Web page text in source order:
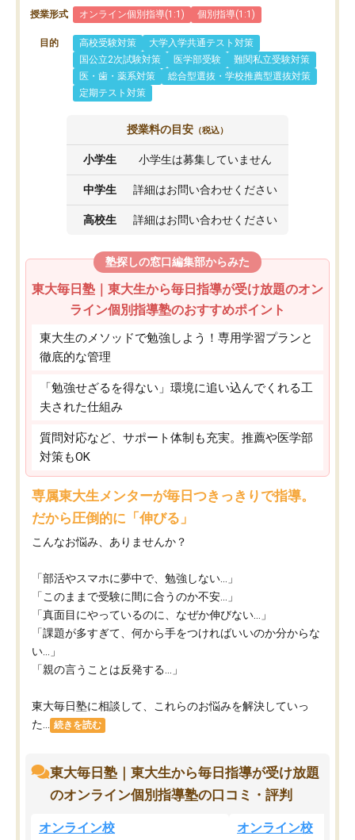
授業形式 オンライン個別指導(1:1) 個別指導(1:1)
目的 高校受験対策
大学入学共通テスト対策
国公立2次試験対策
医学部受験
難関私立受験対策
医・歯・薬系対策
総合型選抜・学校推薦型選抜対策
定期テスト対策
授業料の目安 （税込）
小学生 小学生は募集していません
中学生 詳細はお問い合わせください
高校生 詳細はお問い合わせください
塾探しの窓口編集部からみた
東大毎日塾｜東大生から毎日指導が受け放題のオン
ライン個別指導塾のおすすめポイント
東大生のメソッドで勉強しよう！専用学習プランと
徹底的な管理
「勉強せざるを得ない」環境に追い込んでくれる工
夫された仕組み
質問対応など、サポート体制も充実。推薦や医学部
対策もOK
専属東大生メンターが毎日つきっきりで指導。
だから圧倒的に「伸びる」
こんなお悩み、ありませんか？
「部活やスマホに夢中で、勉強しない…」
「このままで受験に間に合うのか不安…」
「真面目にやっているのに、なぜか伸びない…」
「課題が多すぎて、何から手をつければいいのか分からな
い…」
「親の言うことは反発する…」
東大毎日塾に相談して、これらのお悩みを解決していっ
た...
続きを読む
東大毎日塾｜東大生から毎日指導が受け放題
のオンライン個別指導塾の口コミ・評判
オンライン校 オンライン校